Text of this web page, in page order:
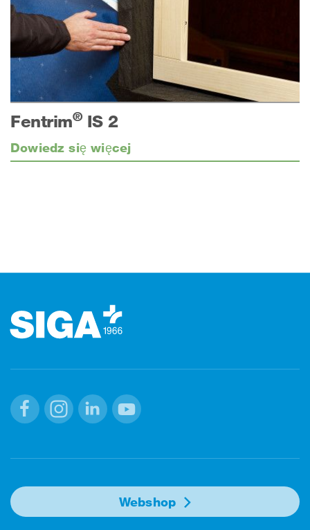
Fentrim®IS 2
Dowiedz się więcej
Webshop